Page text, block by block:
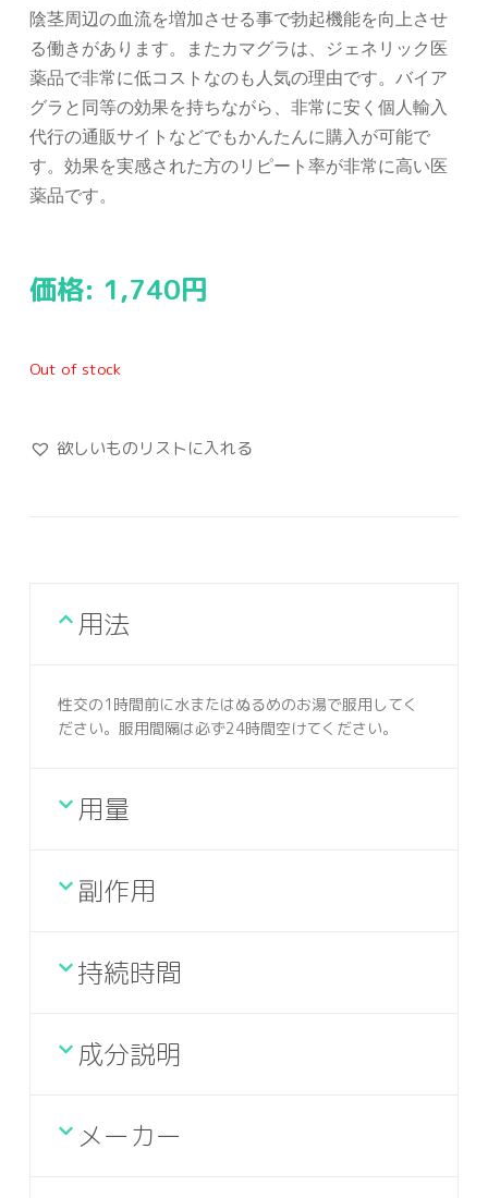
陰茎周辺の血流を増加させる事で勃起機能を向上させ
る働きがあります。またカマグラは、ジェネリック医
薬品で非常に低コストなのも人気の理由です。バイア
グラと同等の効果を持ちながら、非常に安く個人輸入
代行の通販サイトなどでもかんたんに購入が可能で
す。効果を実感された方のリピート率が非常に高い医
薬品です。
価格: 1,740円
Out of stock
欲しいものリストに入れる
用法
性交の1時間前に水またはぬるめのお湯で服用してく
ださい。服用間隔は必ず24時間空けてください。
用量
副作用
持続時間
成分説明
メーカー